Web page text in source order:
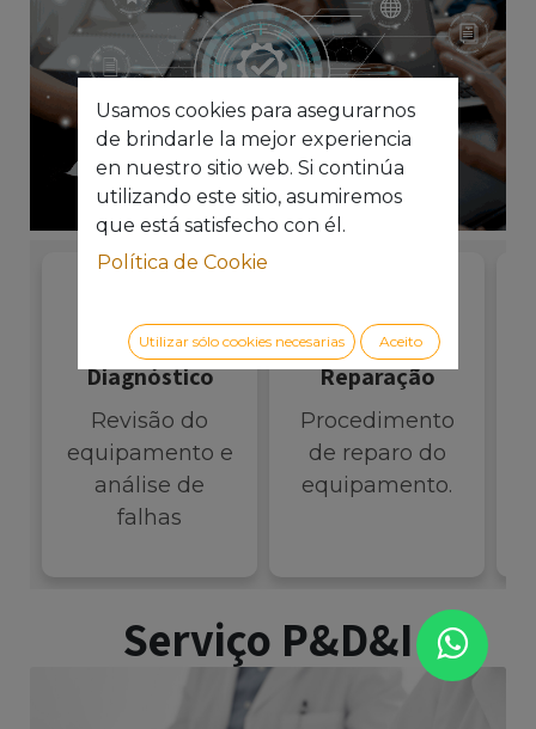
🔍
Diagnóstico
Revisão do
equipamento e
análise de
falhas
🛠️
Reparação
Procedimento
de reparo do
equipamento.
Serviço P&D&I
Usamos cookies para asegurarnos
de brindarle la mejor experiencia
en nuestro sitio web. Si continúa
utilizando este sitio, asumiremos
que está satisfecho con él.
Política de Cookie
Utilizar sólo cookies necesarias Aceito